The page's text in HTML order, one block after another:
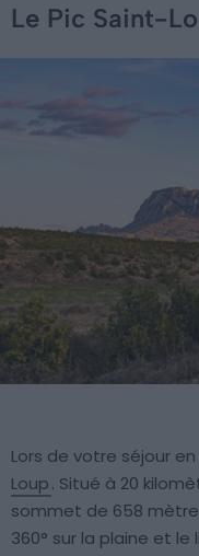
Le Pic Saint-
Lors de votre séjour en
Loup. Situé à 20
sommet de 658
360° sur la plaine et